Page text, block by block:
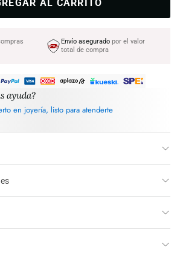
AL CARRITO
Envío aseguradopor el valor
total de compra
ayuda?
en joyería, listo para atenderte